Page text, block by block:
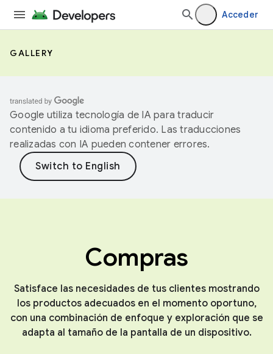
Acceder
GALLERY
Google utiliza tecnología de IA para traducir
contenido a tu idioma preferido. Las traducciones
realizadas con IA pueden contener errores.
Compras
Satisface las necesidades de tus clientes mostrando
los productos adecuados en el momento oportuno,
con una combinación de enfoque y exploración que se
adapta al tamaño de la pantalla de un dispositivo.